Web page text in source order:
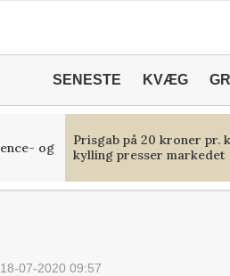
SENESTE KVÆG
og
Prisgab på 20 kroner pr.
kylling presser markedet
18-07-2020 09:57